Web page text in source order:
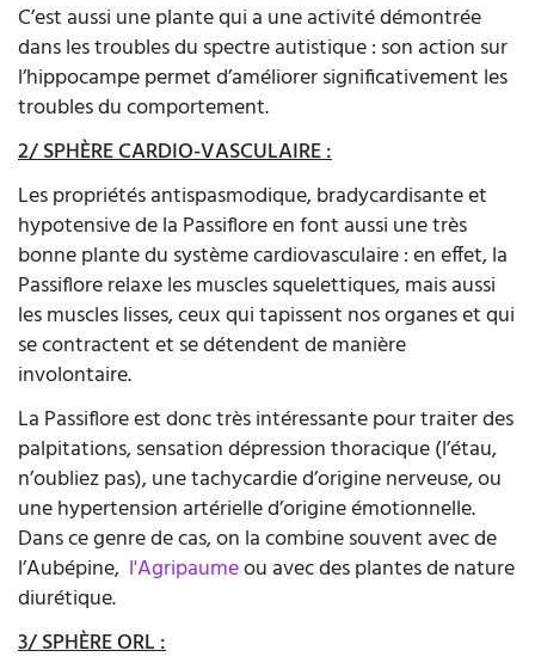
C’est aussi une plante qui a une activité démontrée
dans les troubles du spectre autistique : son action sur
l’hippocampe permet d’améliorer significativement les
troubles du comportement.
2/ SPHÈRE CARDIO-VASCULAIRE :
Les propriétés antispasmodique, bradycardisante et
hypotensive de la Passiflore en font aussi une très
bonne plante du système cardiovasculaire : en effet, la
Passiflore relaxe les muscles squelettiques, mais aussi
les muscles lisses, ceux qui tapissent nos organes et qui
se contractent et se détendent de manière
involontaire.
La Passiflore est donc très intéressante pour traiter des
palpitations, sensation dépression thoracique (l’étau,
n’oubliez pas), une tachycardie d’origine nerveuse, ou
une hypertension artérielle d’origine émotionnelle.
Dans ce genre de cas, on la combine souvent avec de
l’Aubépine, l'Agripaumeou avec des plantes de nature
diurétique.
3/ SPHÈRE ORL :